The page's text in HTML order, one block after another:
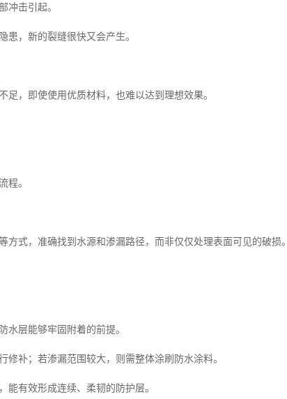
冲击引起。
患，新的裂缝很快又会产生。
，即使使用优质材料，也难以达到理想效果。
程。
式，准确找到水源和渗漏路径，而非仅仅处理表面可见的破损。
水层能够牢固附着的前提。
补；若渗漏范围较大，则需整体涂刷防水涂料。
能有效形成连续、柔韧的防护层。